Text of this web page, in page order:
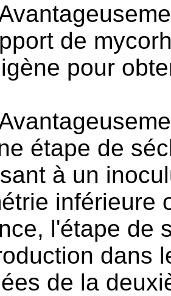
de
pour
étape de
à un
inférieure
l'étape de
dans
de la